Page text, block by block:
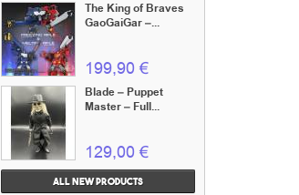
The King of Braves
GaoGaiGar –...
199,90 €
Blade – Puppet
Master – Full...
129,00 €
All new products